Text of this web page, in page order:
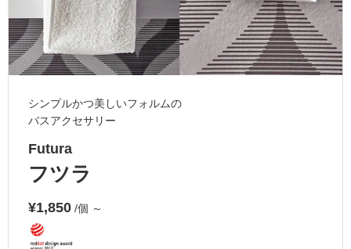
シンプルかつ美しいフォルムの
バスアクセサリー
Futura
フツラ
¥1,850 /個 ～